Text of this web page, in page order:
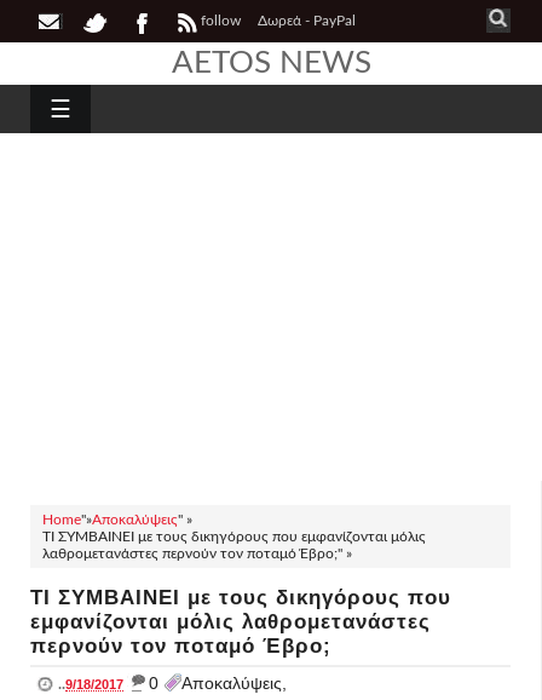
follow Δωρεά - PayPal
AETOS NEWS
☰
Home"»Αποκαλύψεις" »
ΤΙ ΣΥΜΒΑΙΝΕΙ με τους δικηγόρους που εμφανίζονται μόλις
λαθρομετανάστες περνούν τον ποταμό Έβρο;" »
ΤΙ ΣΥΜΒΑΙΝΕΙ με τους δικηγόρους που
εμφανίζονται μόλις λαθρομετανάστες
περνούν τον ποταμό Έβρο;
..9/18/2017 _ 0 Αποκαλύψεις,